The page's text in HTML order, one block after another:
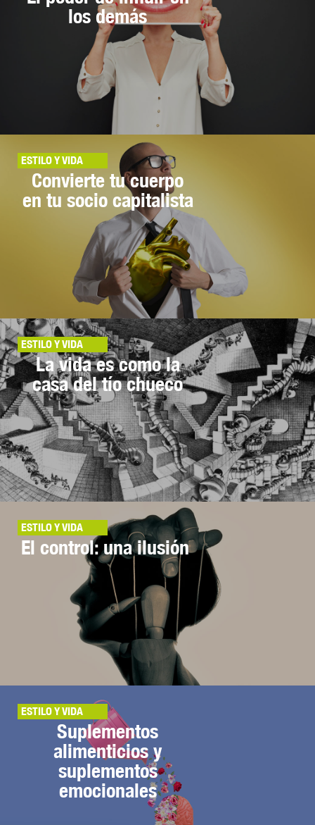
los demás
ESTILO Y VIDA
Convierte tu cuerpo
en tu socio capitalista
ESTILO Y VIDA
La vida es como la
casa del tío chueco
ESTILO Y VIDA
El control: una ilusión
ESTILO Y VIDA
Suplementos
alimenticios y
suplementos
emocionales